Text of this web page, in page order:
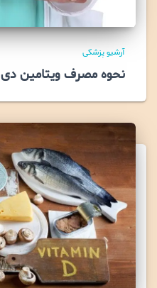
آرشیو پزشکی
نحوه مصرف ویتامین دی